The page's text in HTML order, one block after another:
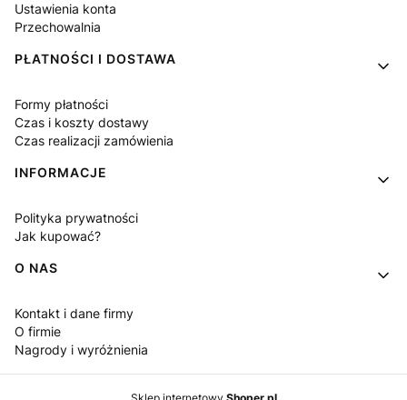
Ustawienia konta
Przechowalnia
PŁATNOŚCI I DOSTAWA
Formy płatności
Czas i koszty dostawy
Czas realizacji zamówienia
INFORMACJE
Polityka prywatności
Jak kupować?
O NAS
Kontakt i dane firmy
O firmie
Nagrody i wyróżnienia